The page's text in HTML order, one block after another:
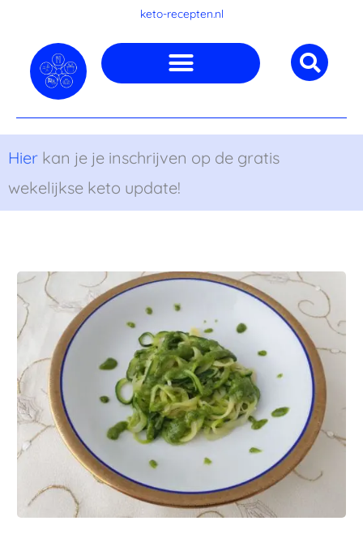
inhoud
keto-recepten.nl
Hier kan je je inschrijven op de gratis
wekelijkse keto update!